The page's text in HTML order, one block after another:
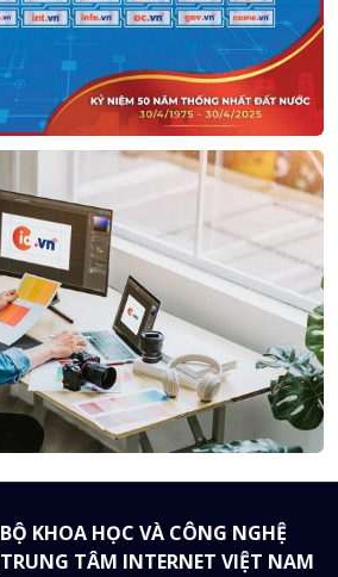
BỘ KHOA HỌC VÀ CÔNG NGHỆ
TRUNG TÂM INTERNET VIỆT NAM